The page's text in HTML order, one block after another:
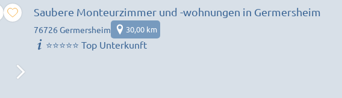
Saubere Monteurzimmer und -wohnungen in Germersheim
76726 Germersheim 30,00 km
⭐⭐⭐⭐⭐ Top Unterkunft